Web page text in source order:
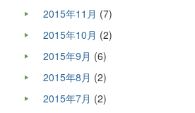
2015年11月 (7)
2015年10月 (2)
2015年9月 (6)
2015年8月 (2)
2015年7月 (2)